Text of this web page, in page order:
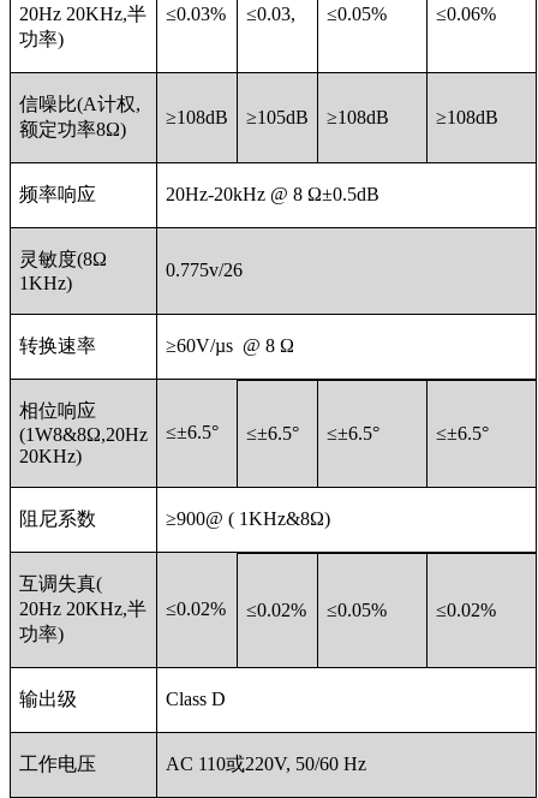
20Hz 20KHz,半
功率)
≤0.03% ≤0.03, ≤0.05% ≤0.06%
信噪比(A计权,
额定功率8Ω)
≥108dB ≥105dB ≥108dB ≥108dB
频率响应 20Hz-20kHz @ 8 Ω±0.5dB
灵敏度(8Ω
1KHz)
0.775v/26
转换速率 ≥60V/µs @ 8 Ω
相位响应
(1W8&8Ω,20Hz
20KHz)
≤±6.5° ≤±6.5° ≤±6.5° ≤±6.5°
阻尼系数 ≥900@ ( 1KHz&8Ω)
互调失真(
20Hz 20KHz,半
功率)
≤0.02% ≤0.02% ≤0.05% ≤0.02%
输出级 Class D
工作电压 AC 110或220V, 50/60 Hz